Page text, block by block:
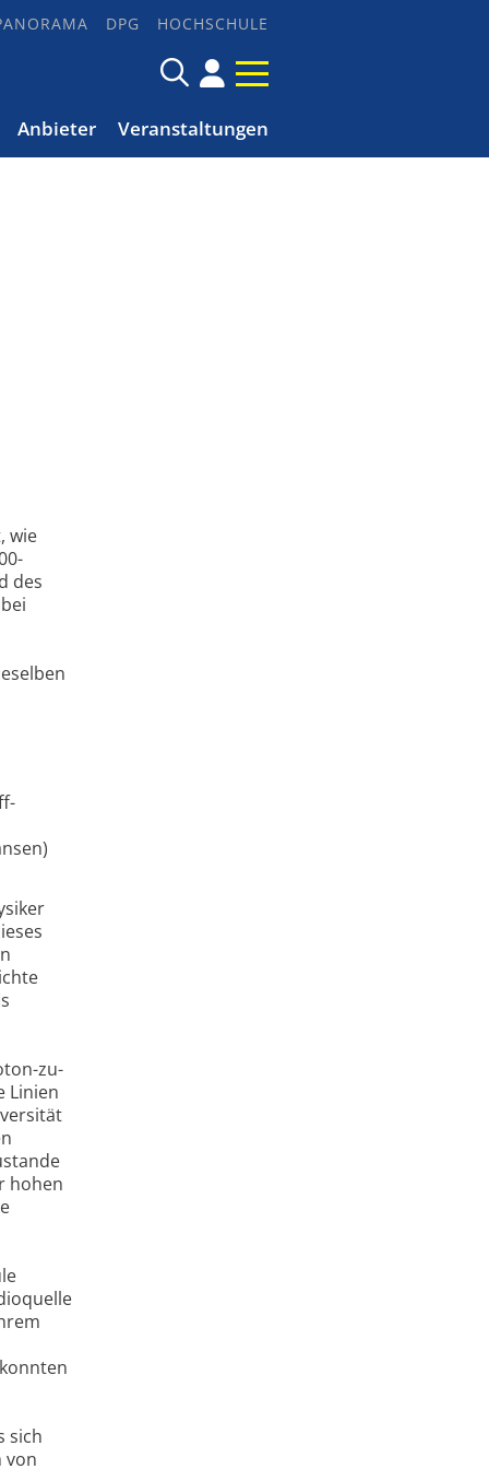
DPG HOCHSCHULE
Anbieter Veranstaltungen
wie
des
zu-
Linien
hohen
sich
von